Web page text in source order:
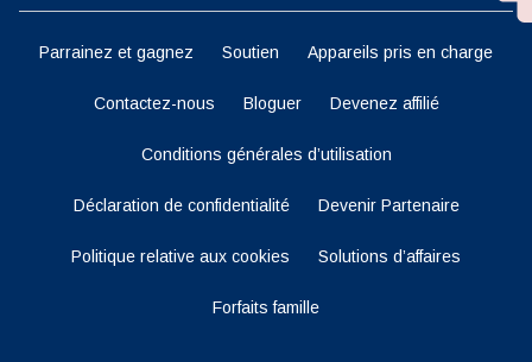
Parrainez et gagnez Soutien Appareils pris en charge
Contactez-nous Bloguer Devenez affilié
Conditions générales d’utilisation
Déclaration de confidentialité Devenir Partenaire
Politique relative aux cookies Solutions d’affaires
Forfaits famille